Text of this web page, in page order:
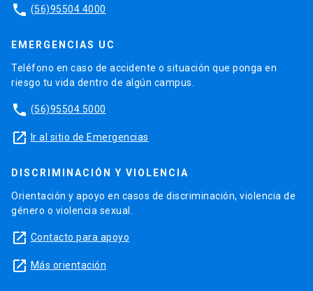
phone (56)95504 4000
EMERGENCIAS UC
Teléfono en caso de accidente o situación que ponga en
riesgo tu vida dentro de algún campus.
phone (56)95504 5000
launch Ir al sitio de Emergencias
DISCRIMINACIÓN Y VIOLENCIA
Orientación y apoyo en casos de discriminación, violencia de
género o violencia sexual.
launch Contacto para apoyo
launch Más orientación